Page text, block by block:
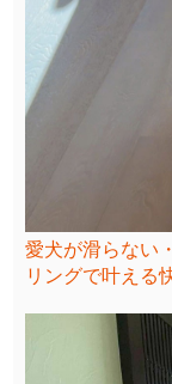
愛犬が滑らない
リングで叶える